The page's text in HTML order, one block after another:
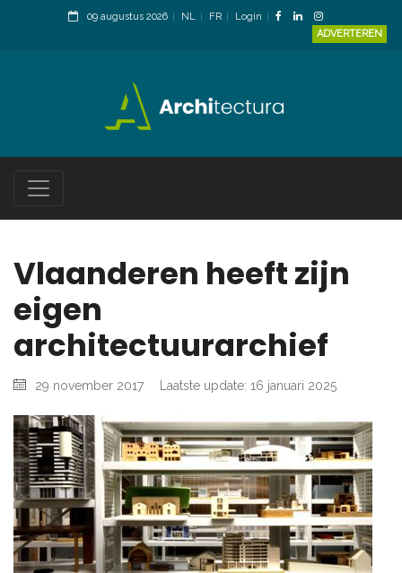
09 augustus 2026 NL FR
Login
ADVERTEREN
Vlaanderen heeft zijn
eigen
architectuurarchief
29 november 2017 Laatste update: 16 januari 2025